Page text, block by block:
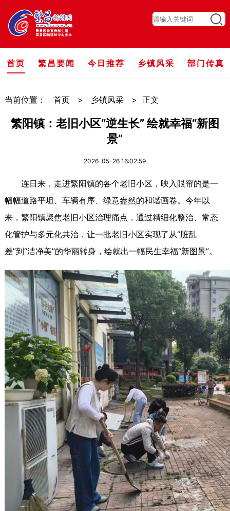
首页 繁昌要闻 今日推荐 乡镇风采 部门传真
当前位置： 首页 > 乡镇风采 > 正文
繁阳镇：老旧小区“逆生长” 绘就幸福“新图
景”
2026-05-26 16:02:59
连日来，走进繁阳镇的各个老旧小区，映入眼帘的是一
幅幅道路平坦、车辆有序、绿意盎然的和谐画卷。今年以
来，繁阳镇聚焦老旧小区治理痛点，通过精细化整治、常态
化管护与多元化共治，让一批老旧小区实现了从“脏乱
差”到“洁净美”的华丽转身，绘就出一幅民生幸福“新图景”。